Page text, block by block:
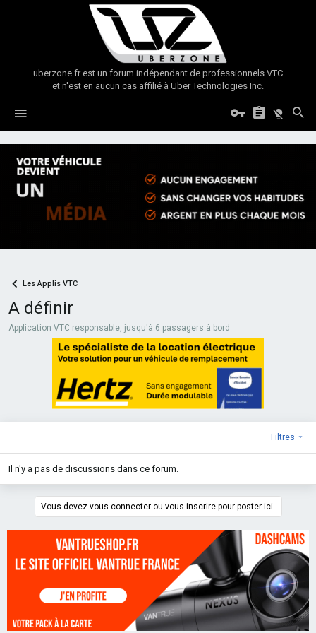
uberzone.fr est un forum indépendant de professionnels VTC
et n'est en aucun cas affilié à Uber Technologies Inc.
Les Applis VTC
A définir
Application VTC responsable, jusqu'à 6 passagers à bord
Filtres
Il n'y a pas de discussions dans ce forum.
Vous devez vous connecter ou vous inscrire pour poster ici.